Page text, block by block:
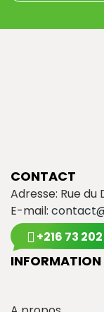
CONTACT
Adresse: Rue du
E-mail:
+216 73
INFORMATION